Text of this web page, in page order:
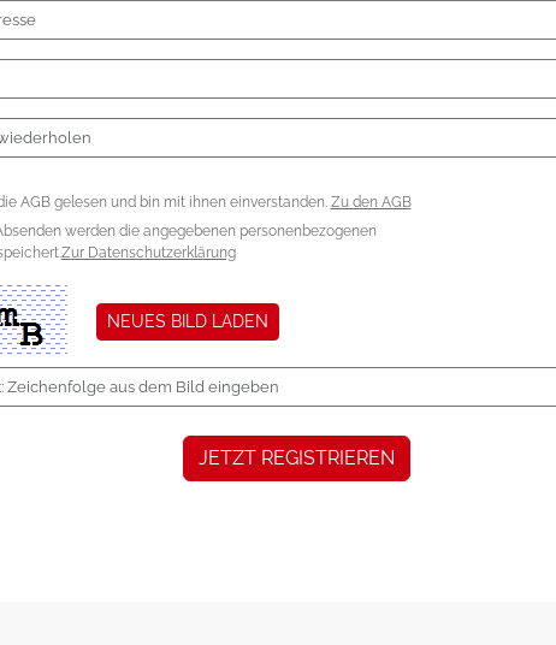
AGB gelesen und bin mit ihnen einverstanden. Zu den AGB
werden die angegebenen personenbezogenen
Zur Datenschutzerklärung
NEUES BILD LADEN
JETZT REGISTRIEREN